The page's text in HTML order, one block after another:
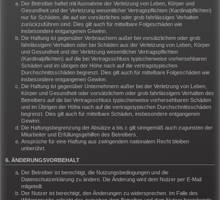
Der Betreiber haftet mit Ausnahme der Verletzung von Leben, Körper und
Gesundheit und der Verletzung wesentlicher Vertragspflichten (Kardinalpflichten)
nur für Schäden, die auf ein vorsätzliches oder grob fahrlässiges Verhalten
zurückzuführen sind. Dies gilt auch für mittelbare Folgeschäden wie
insbesondere entgangenen Gewinn.
Die Haftung ist gegenüber Verbrauchern außer bei vorsätzlichem oder grob
fahrlässigem Verhalten oder bei Schäden aus der Verletzung von Leben, Körper
und Gesundheit und der Verletzung wesentlicher Vertragspflichten
(Kardinalpflichten) auf die bei Vertragsschluss typischerweise vorhersehbaren
Schäden und im übrigen der Höhe nach auf die vertragstypischen
Durchschnittsschäden begrenzt. Dies gilt auch für mittelbare Folgeschäden wie
insbesondere entgangenen Gewinn.
Die Haftung ist gegenüber Unternehmern außer bei der Verletzung von Leben,
Körper und Gesundheit oder vorsätzlichem oder grob fahrlässigem Verhalten des
Betreibers auf die bei Vertragsschluss typischerweise vorhersehbaren Schäden
und im Übrigen der Höhe nach auf die vertragstypischen Durchschnittsschäden
begrenzt. Dies gilt auch für mittelbare Schäden, insbesondere entgangenen
Gewinn.
Die Haftungsbegrenzung der Absätze a bis c gilt sinngemäß auch zugunsten der
Mitarbeiter und Erfüllungsgehilfen des Betreibers.
Ansprüche für eine Haftung aus zwingendem nationalem Recht bleiben
unberührt.
6. ÄNDERUNGSVORBEHALT
Der Betreiber ist berechtigt, die Nutzungsbedingungen und die
Datenschutzerklärung zu ändern. Die Änderung wird dem Nutzer per E-Mail
mitgeteilt.
Der Nutzer ist berechtigt, den Änderungen zu widersprechen. Im Falle des